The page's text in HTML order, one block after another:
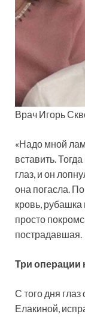
Врач Игорь
«Надо мной
вставить.
глаз, и он
она погасла.
кровь,
просто
пострадавшая.
Три операции
С того дня
Елакиной,